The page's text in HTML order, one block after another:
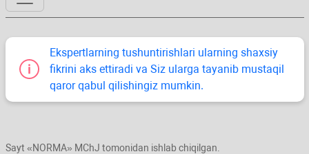
Ekspertlarning tushuntirishlari ularning shaхsiy
fikrini aks ettiradi va Siz ularga tayanib mustaqil
qaror qabul qilishingiz mumkin.
Sayt «NORMA» MChJ tomonidan ishlab chiqilgan.